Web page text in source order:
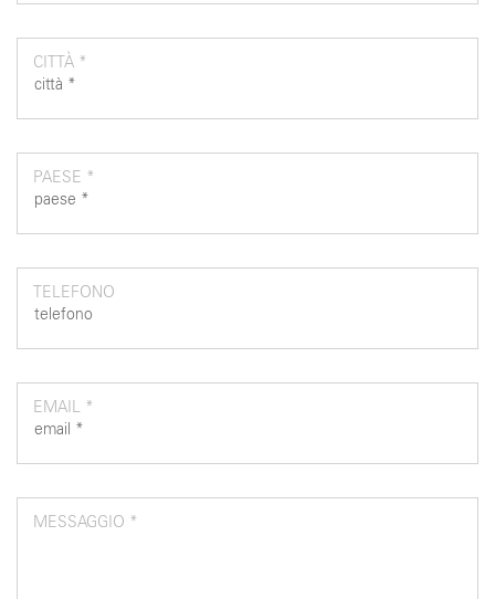
CITTÀ *
PAESE *
TELEFONO
EMAIL *
MESSAGGIO *